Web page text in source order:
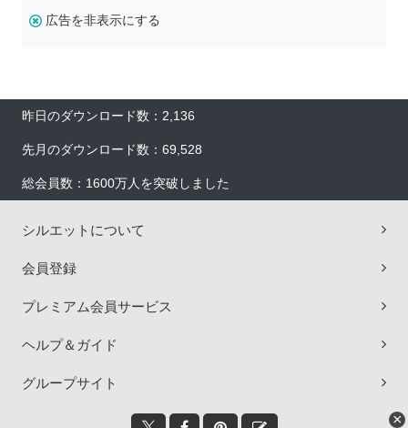
広告を非表示にする
昨日のダウンロード数：2,136
先月のダウンロード数：69,528
総会員数：1600万人を突破しました
シルエットについて
会員登録
プレミアム会員サービス
ヘルプ＆ガイド
グループサイト
×